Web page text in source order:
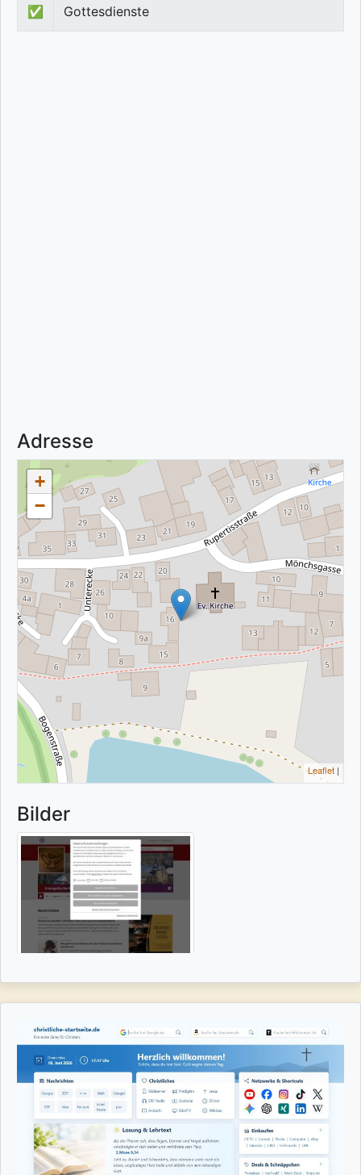
✅ Gottesdienste
Adresse
+
−
Leaflet |
Bilder